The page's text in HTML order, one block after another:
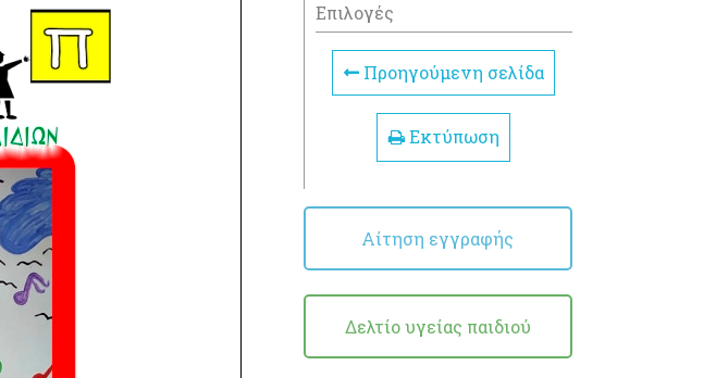
Επιλογές
Προηγούμενη σελίδα
Εκτύπωση
Αίτηση εγγραφής
Δελτίο υγείας παιδιού